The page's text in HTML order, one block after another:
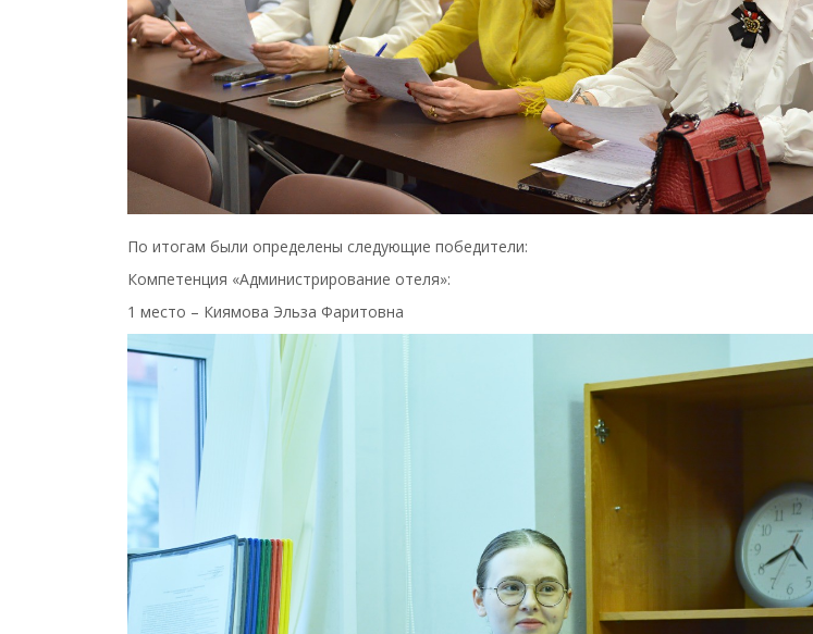
По итогам были определены следующие победители:
Компетенция «Администрирование отеля»:
1 место – Киямова Эльза Фаритовна